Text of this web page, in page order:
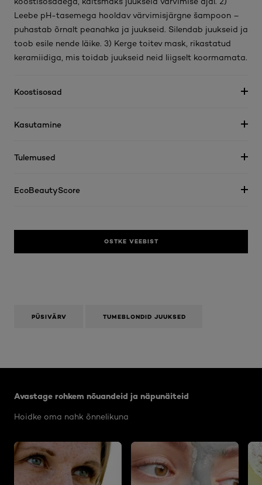
Leebe pH-tasemega hooldav värvimisjärgne šampoon –
puhastab õrnalt peanahka ja juukseid. Silendab juukseid ja
toob esile nende läike. 3) Kerge toitev mask, rikastatud
keramiidiga, mis toidab juukseid neid liigselt koormamata.
Koostisosad
Kasutamine
Tulemused
EcoBeautyScore
OSTKE VEEBIST
PÜSIVÄRV TUMEBLONDID JUUKSED
Avastage rohkem nõuandeid ja näpunäiteid
Hoidke oma nahk õnnelikuna